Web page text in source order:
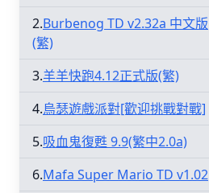
2.Burbenog TD v2.32a 中文版
(繁)
3.羊羊快跑4.12正式版(繁)
4.烏瑟遊戲派對[歡迎挑戰對戰]
5.吸血鬼復甦 9.9(繁中2.0a)
6.Mafa Super Mario TD v1.02